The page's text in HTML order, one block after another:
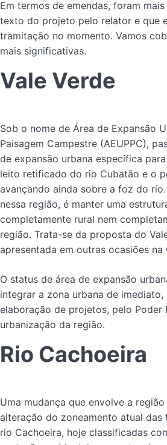
Em termos de emendas, foram
texto do projeto pelo relator e que
tramitação no momento. Vamos
mais significativas.
Vale Verde
Sob o nome de Área de Expansão
Paisagem Campestre (AEUPPC),
de expansão urbana específica
leito retificado do rio Cubatão e o
avançando ainda sobre a foz do
nessa região, é manter uma
completamente rural nem
região. Trata-se da proposta do
apresentada em outras ocasiões na
O status de área de expansão
integrar a zona urbana de imediato,
elaboração de projetos, pelo Poder
urbanização da região.
Rio Cachoeira
Uma mudança que envolve a
alteração do zoneamento atual das
rio Cachoeira, hoje classificadas